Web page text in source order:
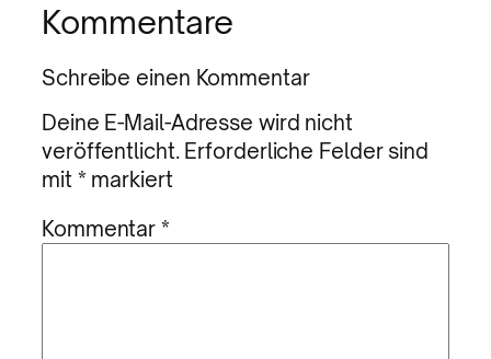
Kommentare
Schreibe einen Kommentar
Deine E-Mail-Adresse wird nicht
veröffentlicht. Erforderliche Felder sind
mit * markiert
Kommentar*